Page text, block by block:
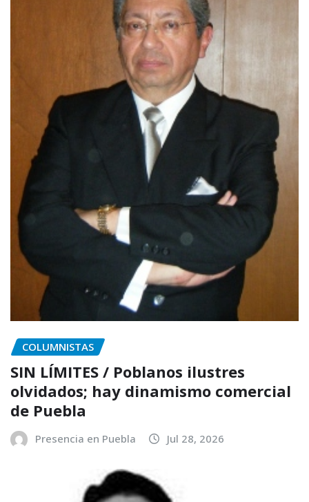
COLUMNISTAS
SIN LÍMITES / Poblanos ilustres
olvidados; hay dinamismo comercial
de Puebla
Presencia en Puebla Jul 28, 2026